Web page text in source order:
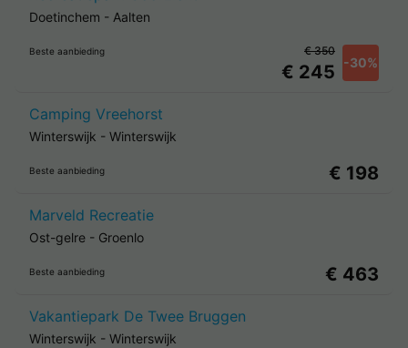
Doetinchem - Aalten
Beste aanbieding
€ 245 -30%
€ 350
Camping Vreehorst
Winterswijk - Winterswijk
Beste aanbieding € 198
Marveld Recreatie
Ost-gelre - Groenlo
Beste aanbieding € 463
Vakantiepark De Twee Bruggen
Winterswijk - Winterswijk